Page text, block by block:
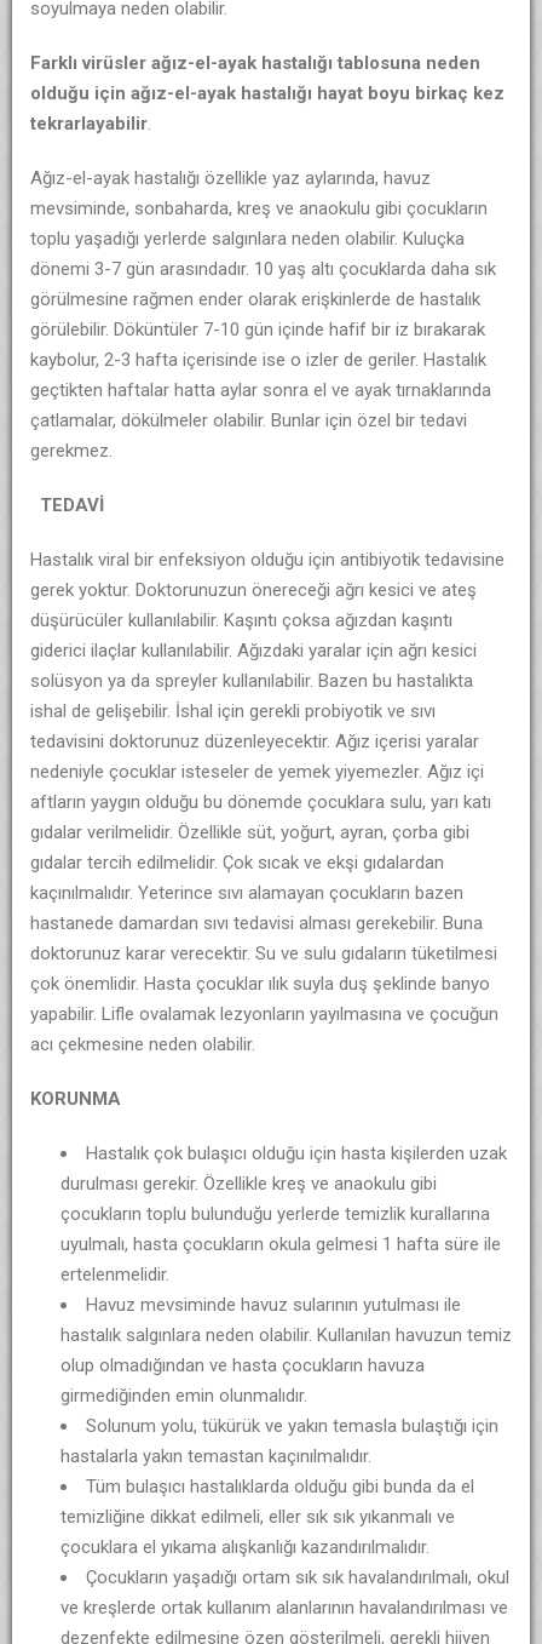
soyulmaya neden olabilir.
Farklı virüsler ağız-el-ayak hastalığı tablosuna neden
olduğu için ağız-el-ayak hastalığı hayat boyu birkaç kez
tekrarlayabilir.
Ağız-el-ayak hastalığı özellikle yaz aylarında, havuz
mevsiminde, sonbaharda, kreş ve anaokulu gibi çocukların
toplu yaşadığı yerlerde salgınlara neden olabilir. Kuluçka
dönemi 3-7 gün arasındadır. 10 yaş altı çocuklarda daha sık
görülmesine rağmen ender olarak erişkinlerde de hastalık
görülebilir. Döküntüler 7-10 gün içinde hafif bir iz bırakarak
kaybolur, 2-3 hafta içerisinde ise o izler de geriler. Hastalık
geçtikten haftalar hatta aylar sonra el ve ayak tırnaklarında
çatlamalar, dökülmeler olabilir. Bunlar için özel bir tedavi
gerekmez.
TEDAVİ
Hastalık viral bir enfeksiyon olduğu için antibiyotik tedavisine
gerek yoktur. Doktorunuzun önereceği ağrı kesici ve ateş
düşürücüler kullanılabilir. Kaşıntı çoksa ağızdan kaşıntı
giderici ilaçlar kullanılabilir. Ağızdaki yaralar için ağrı kesici
solüsyon ya da spreyler kullanılabilir. Bazen bu hastalıkta
ishal de gelişebilir. İshal için gerekli probiyotik ve sıvı
tedavisini doktorunuz düzenleyecektir. Ağız içerisi yaralar
nedeniyle çocuklar isteseler de yemek yiyemezler. Ağız içi
aftların yaygın olduğu bu dönemde çocuklara sulu, yarı katı
gıdalar verilmelidir. Özellikle süt, yoğurt, ayran, çorba gibi
gıdalar tercih edilmelidir. Çok sıcak ve ekşi gıdalardan
kaçınılmalıdır. Yeterince sıvı alamayan çocukların bazen
hastanede damardan sıvı tedavisi alması gerekebilir. Buna
doktorunuz karar verecektir. Su ve sulu gıdaların tüketilmesi
çok önemlidir. Hasta çocuklar ılık suyla duş şeklinde banyo
yapabilir. Lifle ovalamak lezyonların yayılmasına ve çocuğun
acı çekmesine neden olabilir.
KORUNMA
Hastalık çok bulaşıcı olduğu için hasta kişilerden uzak
durulması gerekir. Özellikle kreş ve anaokulu gibi
çocukların toplu bulunduğu yerlerde temizlik kurallarına
uyulmalı, hasta çocukların okula gelmesi 1 hafta süre ile
ertelenmelidir.
Havuz mevsiminde havuz sularının yutulması ile
hastalık salgınlara neden olabilir. Kullanılan havuzun temiz
olup olmadığından ve hasta çocukların havuza
girmediğinden emin olunmalıdır.
Solunum yolu, tükürük ve yakın temasla bulaştığı için
hastalarla yakın temastan kaçınılmalıdır.
Tüm bulaşıcı hastalıklarda olduğu gibi bunda da el
temizliğine dikkat edilmeli, eller sık sık yıkanmalı ve
çocuklara el yıkama alışkanlığı kazandırılmalıdır.
Çocukların yaşadığı ortam sık sık havalandırılmalı, okul
ve kreşlerde ortak kullanım alanlarının havalandırılması ve
dezenfekte edilmesine özen gösterilmeli, gerekli hijyen